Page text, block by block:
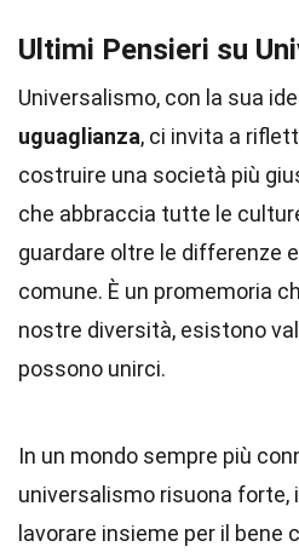
Ultimi Pensieri su
Universalismo, con la sua
uguaglianza, ci invita a
costruire una società più
che abbraccia tutte le
guardare oltre le differenze
comune. È un promemoria
nostre diversità, esistono
possono unirci.
In un mondo sempre più
universalismo risuona forte,
lavorare insieme per il bene